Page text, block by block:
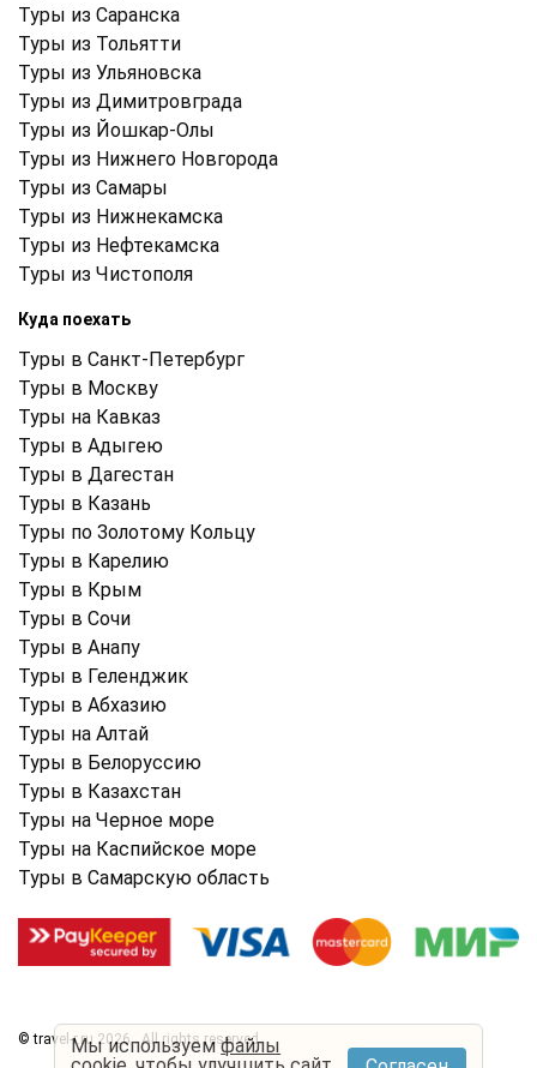
Туры из Саранска
Туры из Тольятти
Туры из Ульяновска
Туры из Димитровграда
Туры из Йошкар-Олы
Туры из Нижнего Новгорода
Туры из Самары
Туры из Нижнекамска
Туры из Нефтекамска
Туры из Чистополя
Куда поехать
Туры в Санкт-Петербург
Туры в Москву
Туры на Кавказ
Туры в Адыгею
Туры в Дагестан
Туры в Казань
Туры по Золотому Кольцу
Туры в Карелию
Туры в Крым
Туры в Cочи
Туры в Анапу
Туры в Геленджик
Туры в Абхазию
Туры на Алтай
Туры в Белоруссию
Туры в Казахстан
Туры на Черное море
Туры на Каспийское море
Туры в Самарскую область
© travel-r.ru 2026 . All rights reserved.
Мы используемфайлы